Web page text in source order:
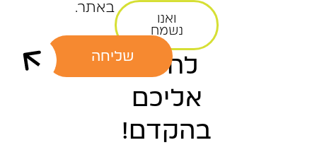
ואנו
נשמח
לחזור
אליכם
בהקדם!
באתר.
שליחה